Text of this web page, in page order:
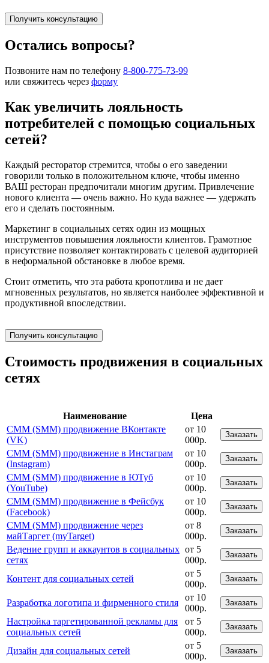
Получить консультацию
Остались вопросы?
Позвоните нам по телефону 8-800-775-73-99
или свяжитесь через форму
Как увеличить лояльность
потребителей с помощью социальных
сетей?
Каждый ресторатор стремится, чтобы о его заведении
говорили только в положительном ключе, чтобы именно
ВАШ ресторан предпочитали многим другим. Привлечение
нового клиента — очень важно. Но куда важнее — удержать
его и сделать постоянным.
Маркетинг в социальных сетях один из мощных
инструментов повышения лояльности клиентов. Грамотное
присутствие позволяет контактировать с целевой аудиторией
в неформальной обстановке в любое время.
Стоит отметить, что эта работа кропотлива и не дает
мгновенных результатов, но является наиболее эффективной и
продуктивной впоследствии.
Получить консультацию
Стоимость продвижения в социальных
сетях
Наименование
Цена
СММ (SMM) продвижение ВКонтакте
(VK)
от 10
000р.
Заказать
СММ (SMM) продвижение в Инстаграм
(Instagram)
от 10
000р.
Заказать
СММ (SMM) продвижение в ЮТуб
(YouTube)
от 10
000р.
Заказать
СММ (SMM) продвижение в Фейсбук
(Facebook)
от 10
000р.
Заказать
СММ (SMM) продвижение через
майТаргет (myTarget)
от 8
000р.
Заказать
Ведение групп и аккаунтов в социальных
сетях
от 5
000р.
Заказать
Контент для социальных сетей
от 5
000р.
Заказать
Разработка логотипа и фирменного стиля
от 10
000р.
Заказать
Настройка таргетированной рекламы для
социальных сетей
от 5
000р.
Заказать
Дизайн для социальных сетей
от 5
000р.
Заказать